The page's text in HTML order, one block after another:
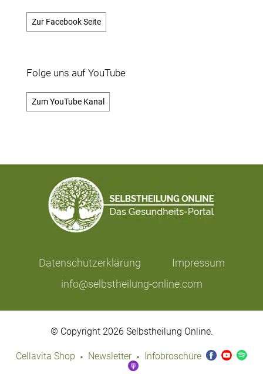
Zur Facebook Seite
Folge uns auf YouTube
Zum YouTube Kanal
Datenschutzerklärung
Impressum
info@selbstheilung-online.com
© Copyright 2026 Selbstheilung Online.
Cellavita Shop · Newsletter · Infobroschüre